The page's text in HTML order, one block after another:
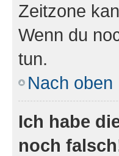
Zeitzone
Wenn du
tun.
Nach oben
Ich habe
noch